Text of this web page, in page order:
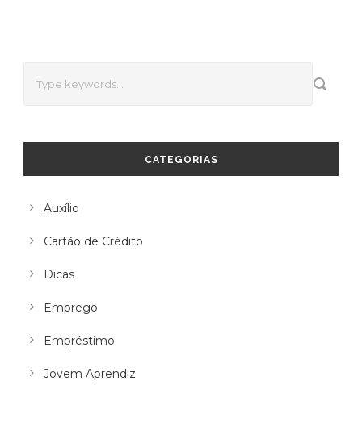
CATEGORIAS
Auxílio
Cartão de Crédito
Dicas
Emprego
Empréstimo
Jovem Aprendiz